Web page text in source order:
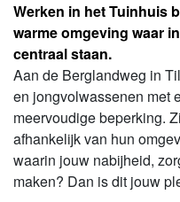
Werken in het Tuinhuis
warme omgeving waar
centraal staan.
Aan de Berglandweg in
en jongvolwassenen met
meervoudige beperking.
afhankelijk van hun
waarin jouw nabijheid,
maken? Dan is dit jouw